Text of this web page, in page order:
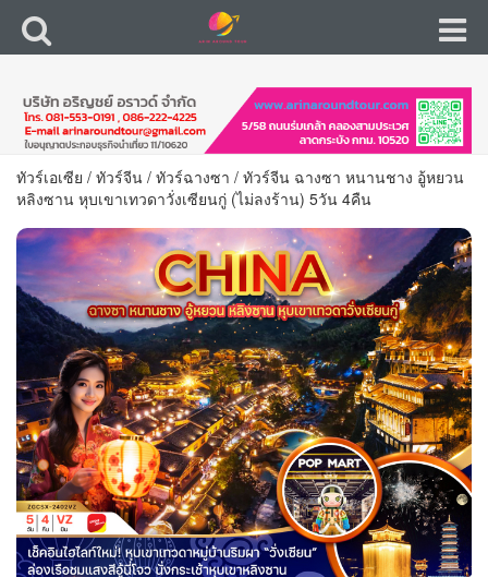
ทัวร์เอเซีย / ทัวร์จีน / ทัวร์ฉางซา / ทัวร์จีน ฉางซา หนานชาง อู้หยวน
หลิงซาน หุบเขาเทวดาวั่งเซียนกู่ (ไม่ลงร้าน) 5วัน 4คืน